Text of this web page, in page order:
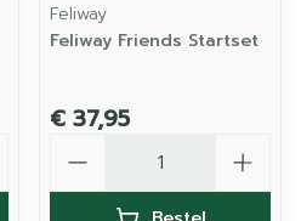
Feliway
Feliway Friends Startset
€ 37,95